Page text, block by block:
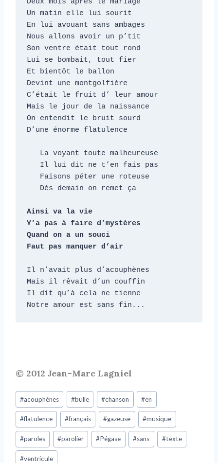
Deux mois après le mariage
Un matin elle lui sourit
En lui avouant sans ambages
Nous allons avoir un p’tit
Son ventre était tout rond
Lui se bombait, tout fier
Et bientôt le ballon
Devint une montgolfière
C’était le fruit d’ leur amour
Mais le jour de la naissance
On entendit le bruit sourd
D’une énorme flatulence
Ainsi va la vie
Y’a pas à faire d’mystères
Quand on a un souci
Faut pas manquer d’air
Il n’avait plus d’acouphènes
Mais il rêvait d’un couffin
Il dit qu’à cela ne tienne
Notre amour est sans fin...
© 2012 Jean-Marc Lagniel
#acouphènes #bulle #chanson #en
#flatulence #français #gazeuse #musique
#paroles #parolier #Pégase #sans #texte
#ventricule